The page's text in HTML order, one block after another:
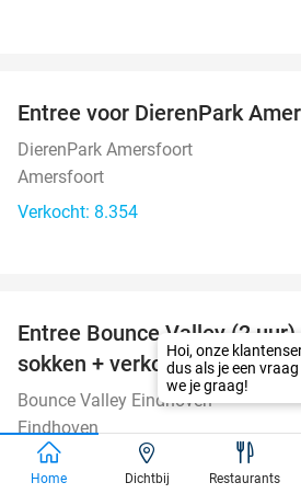
Entree voor DierenPark
DierenPark Amersfoort
Amersfoort
Verkocht: 8.354
Entree Bounce Valley (2
sokken + verkoelende Slush
Bounce Valley Eindhoven
Eindhoven
Verkocht: 1.778
Home Dichtbij Restaurants